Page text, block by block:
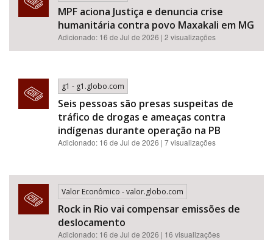
MPF aciona Justiça e denuncia crise
humanitária contra povo Maxakali em MG
Adicionado: 16 de Jul de 2026 | 2 visualizações
g1 - g1.globo.com
Seis pessoas são presas suspeitas de
tráfico de drogas e ameaças contra
indígenas durante operação na PB
Adicionado: 16 de Jul de 2026 | 7 visualizações
Valor Econômico - valor.globo.com
Rock in Rio vai compensar emissões de
deslocamento
Adicionado: 16 de Jul de 2026 | 16 visualizações